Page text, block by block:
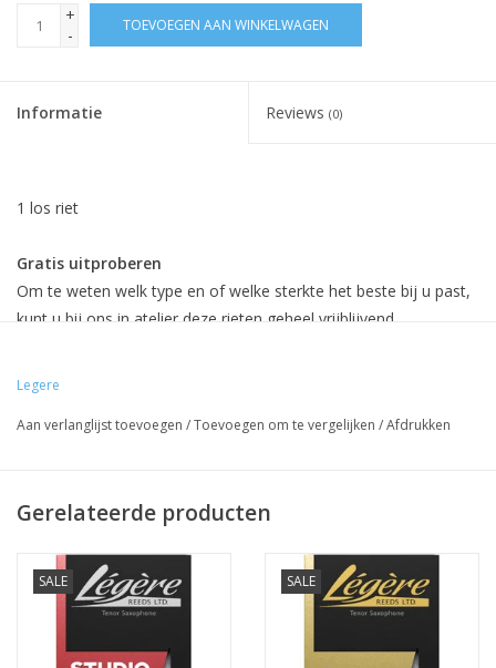
+
-
TOEVOEGEN AAN WINKELWAGEN
Informatie Reviews (0)
1 los riet
Gratis uitproberen
Om te weten welk type en of welke sterkte het beste bij u past,
kunt u bij ons in atelier deze rieten geheel vrijblijvend
Koop nu dit kunststof riet met 30 dagen omruilgarantie.
Legere
Aan verlanglijst toevoegen /Toevoegen om te vergelijken /Afdrukken
Gerelateerde producten
SALE SALE